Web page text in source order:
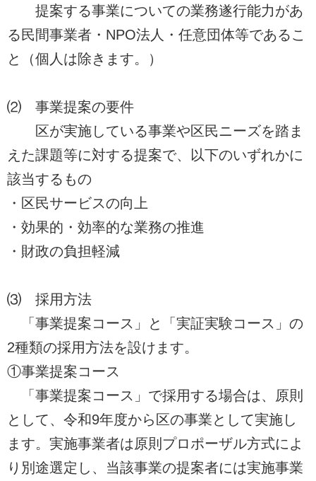
提案する事業についての業務遂行能力があ
る民間事業者・NPO法人・任意団体等であるこ
と（個人は除きます。）
⑵ 事業提案の要件
区が実施している事業や区民ニーズを踏ま
えた課題等に対する提案で、以下のいずれかに
該当するもの
・区民サービスの向上
・効果的・効率的な業務の推進
・財政の負担軽減
⑶ 採用方法
「事業提案コース」と「実証実験コース」の
2種類の採用方法を設けます。
①事業提案コース
「事業提案コース」で採用する場合は、原則
として、令和9年度から区の事業として実施し
ます。実施事業者は原則プロポーザル方式によ
り別途選定し、当該事業の提案者には実施事業